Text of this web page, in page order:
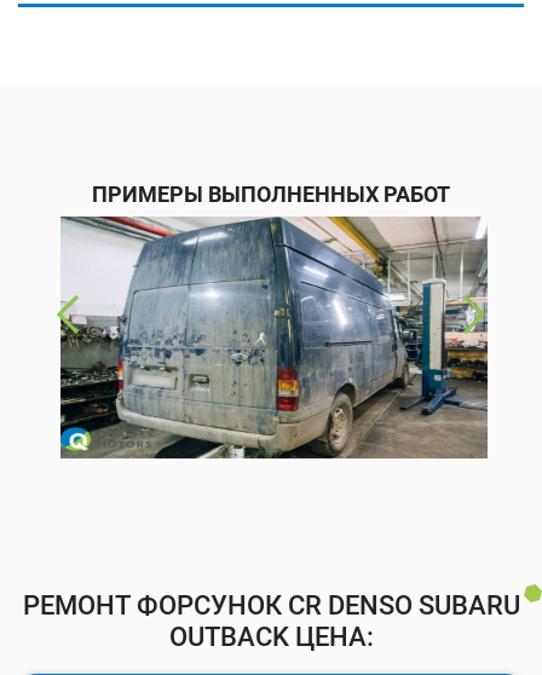
ПРИМЕРЫ ВЫПОЛНЕННЫХ РАБОТ
РЕМОНТ ФОРСУНОК CR DENSO SUBARU
OUTBACK ЦЕНА: